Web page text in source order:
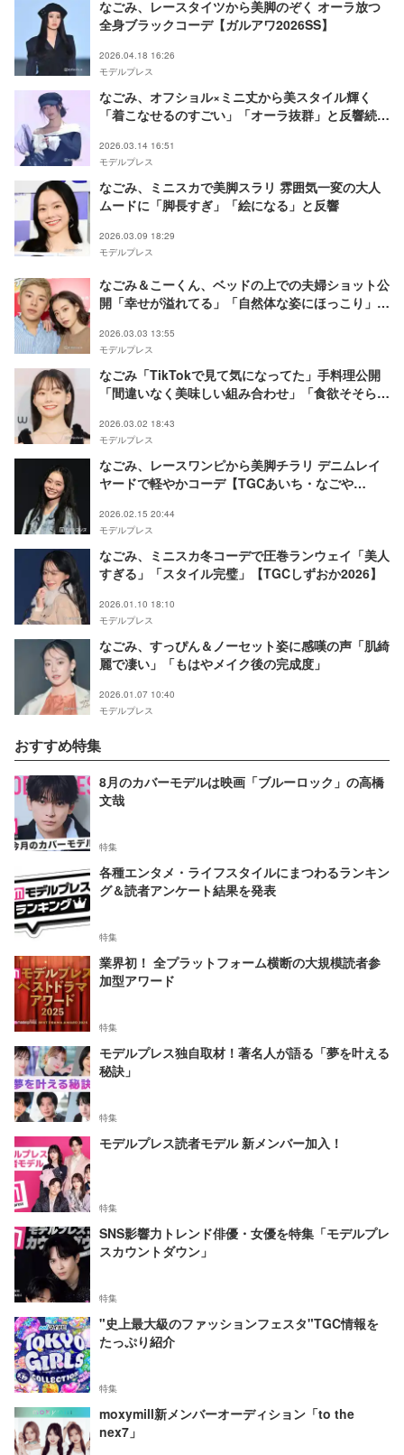
なごみ、レースタイツから美脚のぞく オーラ放つ
全身ブラックコーデ【ガルアワ2026SS】
2026.04.18 16:26
モデルプレス
なごみ、オフショル×ミニ丈から美スタイル輝く
「着こなせるのすごい」「オーラ抜群」と反響続々
2026.03.14 16:51
モデルプレス
なごみ、ミニスカで美脚スラリ 雰囲気一変の大人
ムードに「脚長すぎ」「絵になる」と反響
2026.03.09 18:29
モデルプレス
なごみ＆こーくん、ベッドの上での夫婦ショット公
開「幸せが溢れてる」「自然体な姿にほっこり」と
2026.03.03 13:55
モデルプレス
なごみ「TikTokで見て気になってた」手料理公開
「間違いなく美味しい組み合わせ」「食欲そそられ
2026.03.02 18:43
モデルプレス
なごみ、レースワンピから美脚チラリ デニムレイ
ヤードで軽やかコーデ【TGCあいち・なごや
2026.02.15 20:44
モデルプレス
なごみ、ミニスカ冬コーデで圧巻ランウェイ「美人
すぎる」「スタイル完璧」【TGCしずおか2026】
2026.01.10 18:10
モデルプレス
なごみ、すっぴん＆ノーセット姿に感嘆の声「肌綺
麗で凄い」「もはやメイク後の完成度」
2026.01.07 10:40
モデルプレス
おすすめ特集
8月のカバーモデルは映画「ブルーロック」の高橋
文哉
特集
各種エンタメ・ライフスタイルにまつわるランキン
グ＆読者アンケート結果を発表
特集
業界初！ 全プラットフォーム横断の大規模読者参
加型アワード
特集
モデルプレス独自取材！著名人が語る「夢を叶える
秘訣」
特集
モデルプレス読者モデル 新メンバー加入！
特集
SNS影響力トレンド俳優・女優を特集「モデルプレ
スカウントダウン」
特集
"史上最大級のファッションフェスタ"TGC情報を
たっぷり紹介
特集
moxymill新メンバーオーディション「to the
nex7」